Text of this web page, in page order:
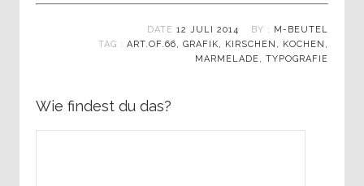
DATE 12 JULI 2014 BY : M-BEUTEL
TAG : ART.OF.66 GRAFIK KIRSCHEN KOCHEN
MARMELADE
TYPOGRAFIE
Wie findest du das?